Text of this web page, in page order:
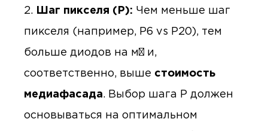
Шаг пикселя (P): Чем меньше шаг
пикселя (например, P6 vs P20), тем
больше диодов на м² и,
соответственно, выше стоимость
медиафасада. Выбор шага P должен
основываться на оптимальном